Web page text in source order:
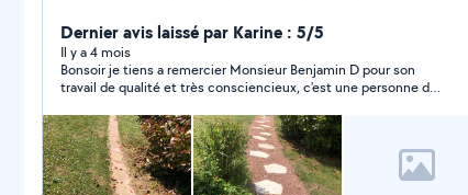
coupes d'arbres, évacuation de déchets et autres
petits travaux extérieurs. Sérieux, rapide et efficace, je
m'adapte à vos besoins pour un travail soigné et des
résultats à la hauteur de vos attentes. N'hésitez pas à
me contacter pour en discuter !
Dernier avis laissé par Karine : 5/5
Il y a 4 mois
Bonsoir je tiens a remercier Monsieur Benjamin D pour son
travail de qualité et très consciencieux, c'est une personne de